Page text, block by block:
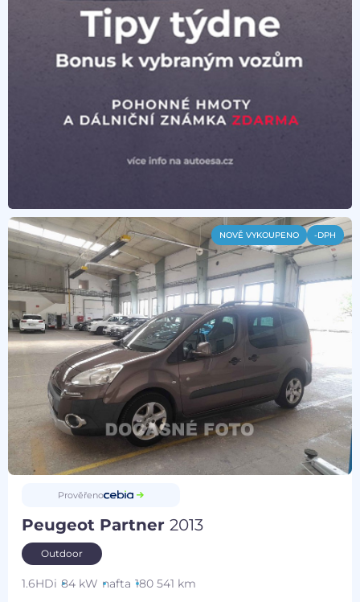
NOVĚ VYKOUPENO -DPH
Prověřeno
Peugeot Partner2013
Outdoor
1.6HDi 84 kW nafta 180 541 km